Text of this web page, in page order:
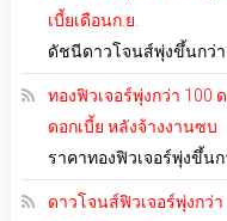
เบี้ยเดือนก.ย.
ดัชนีดาวโจนส์พุ่งขึ้นกว่า
ทองฟิวเจอร์พุ่งกว่า 100
ดอกเบี้ย หลังจ้างงานซบ
ราคาทองฟิวเจอร์พุ่งขึ้นก
ดาวโจนส์ฟิวเจอร์พุ่งกว่